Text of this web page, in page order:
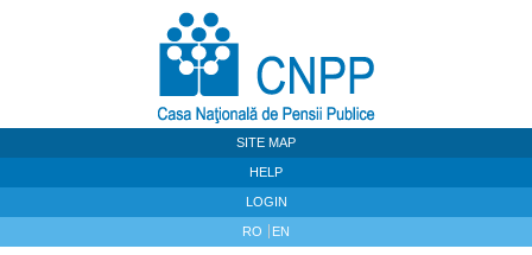
SITE MAP
HELP
LOGIN
RO EN